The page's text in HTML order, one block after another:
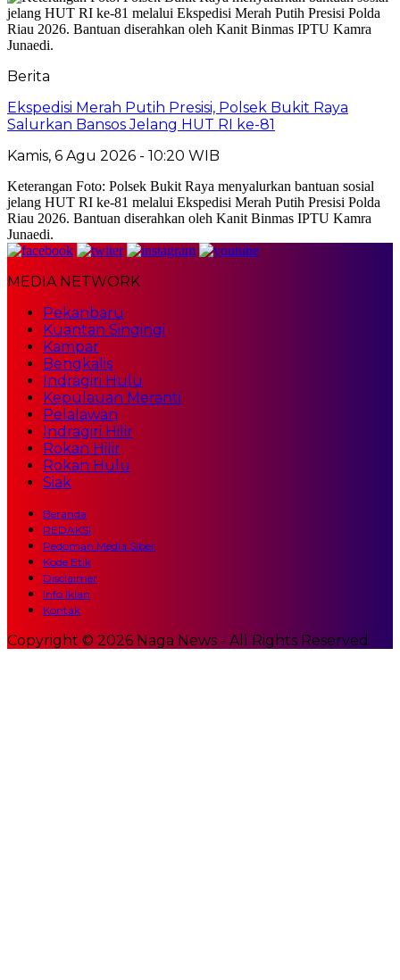
Berita
Ekspedisi Merah Putih Presisi, Polsek Bukit Raya
Salurkan Bansos Jelang HUT RI ke-81
Kamis, 6 Agu 2026 - 10:20 WIB
Keterangan Foto: Polsek Bukit Raya menyalurkan bantuan sosial
jelang HUT RI ke-81 melalui Ekspedisi Merah Putih Presisi Polda
Riau 2026. Bantuan diserahkan oleh Kanit Binmas IPTU Kamra
Junaedi.
MEDIA NETWORK
Pekanbaru
Kuantan Singingi
Kampar
Bengkalis
Indragiri Hulu
Kepulauan Meranti
Pelalawan
Indragiri Hilir
Rokan Hilir
Rokan Hulu
Siak
Beranda
REDAKSI
Pedoman Media Siber
Kode Etik
Disclaimer
Info Iklan
Kontak
Copyright © 2026 Naga News - All Rights Reserved